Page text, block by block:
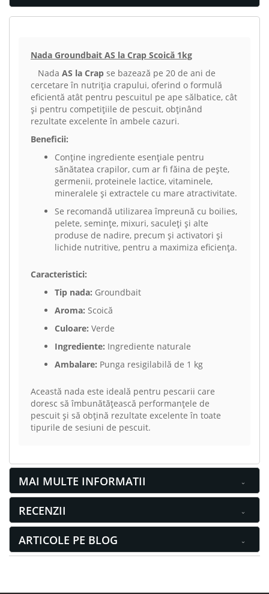
Nada Groundbait AS la Crap Scoică 1kg
Nada AS la Crap se bazează pe 20 de ani de
cercetare în nutriția crapului, oferind o formulă
eficientă atât pentru pescuitul pe ape sălbatice, cât
și pentru competițiile de pescuit, obținând
rezultate excelente în ambele cazuri.
Beneficii:
Conține ingrediente esențiale pentru
sănătatea crapilor, cum ar fi făina de pește,
germenii, proteinele lactice, vitaminele,
mineralele și extractele cu mare atractivitate.
Se recomandă utilizarea împreună cu boilies,
pelete, semințe, mixuri, saculeți și alte
produse de nadire, precum și activatori și
lichide nutritive, pentru a maximiza eficiența.
Caracteristici:
Tip nada: Groundbait
Aroma: Scoică
Culoare: Verde
Ingrediente: Ingrediente naturale
Ambalare: Punga resigilabilă de 1 kg
Această nada este ideală pentru pescarii care
doresc să îmbunătățească performanțele de
pescuit și să obțină rezultate excelente în toate
tipurile de sesiuni de pescuit.
MAI MULTE INFORMATII
RECENZII
ARTICOLE PE BLOG